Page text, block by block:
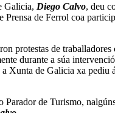
Galicia, Diego Calvo, deu
de Ferrol coa
protestas de
durante a súa
Xunta de Galicia xa pediu
de Turismo,